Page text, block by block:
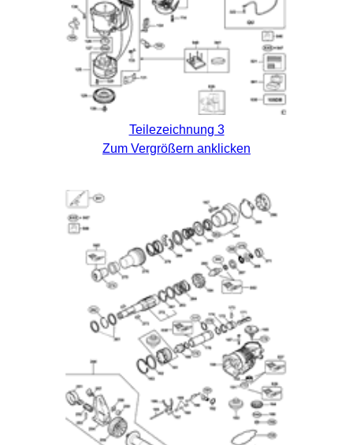
Teilezeichnung 3
Zum Vergrößern anklicken